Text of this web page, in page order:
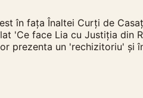
în fața Înaltei Curți de
'Ce face Lia cu Justiția din
prezenta un 'rechizitoriu' și